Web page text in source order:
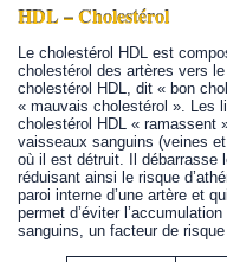
HDL – Cholestérol
Le cholestérol HDL est
cholestérol des artères vers
cholestérol HDL, dit « bon
« mauvais cholestérol ». Les
cholestérol HDL « ramassent
vaisseaux sanguins (veines
où il est détruit. Il débarrasse
réduisant ainsi le risque
paroi interne d’une artère et
permet d’éviter
sanguins, un facteur de